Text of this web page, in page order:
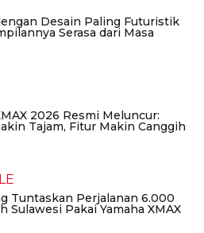
Desain Paling Futuristik
Serasa dari Masa
2026 Resmi Meluncur:
Tajam, Fitur Makin Canggih
Tuntaskan Perjalanan 6.000
Sulawesi Pakai Yamaha XMAX